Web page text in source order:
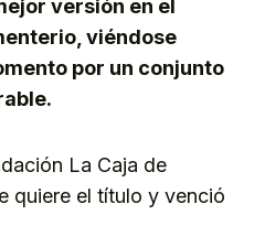
versión en el
viéndose
por un conjunto
La Caja de
quiere el título y venció